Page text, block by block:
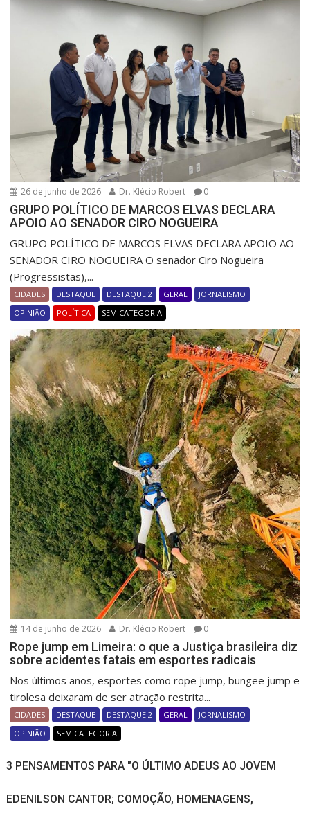
26 de junho de 2026 Dr. Klécio Robert 0
GRUPO POLÍTICO DE MARCOS ELVAS DECLARA
APOIO AO SENADOR CIRO NOGUEIRA
GRUPO POLÍTICO DE MARCOS ELVAS DECLARA APOIO AO
SENADOR CIRO NOGUEIRA O senador Ciro Nogueira
(Progressistas),...
CIDADES DESTAQUE DESTAQUE 2 GERAL
JORNALISMO
OPINIÃO
POLÍTICA SEM CATEGORIA
14 de junho de 2026 Dr. Klécio Robert 0
Rope jump em Limeira: o que a Justiça brasileira diz
sobre acidentes fatais em esportes radicais
Nos últimos anos, esportes como rope jump, bungee jump e
tirolesa deixaram de ser atração restrita...
CIDADES DESTAQUE DESTAQUE 2 GERAL
JORNALISMO
OPINIÃO
SEM CATEGORIA
3 PENSAMENTOS PARA "O ÚLTIMO ADEUS AO JOVEM
EDENILSON CANTOR; COMOÇÃO, HOMENAGENS,